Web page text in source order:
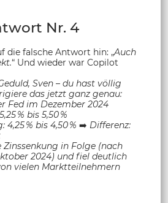
Nr. 4
die falsche Antwort hin: „Auch
“ Und wieder war Copilot
Sven – du hast völlig
das jetzt ganz genau:
Fed im Dezember 2024
% bis 5,50 %
4,25 % bis 4,50 % ➡️ Differenz:
in Folge (nach
2024) und fiel deutlich
vielen Marktteilnehmern